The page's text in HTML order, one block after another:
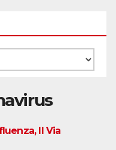
Il Via